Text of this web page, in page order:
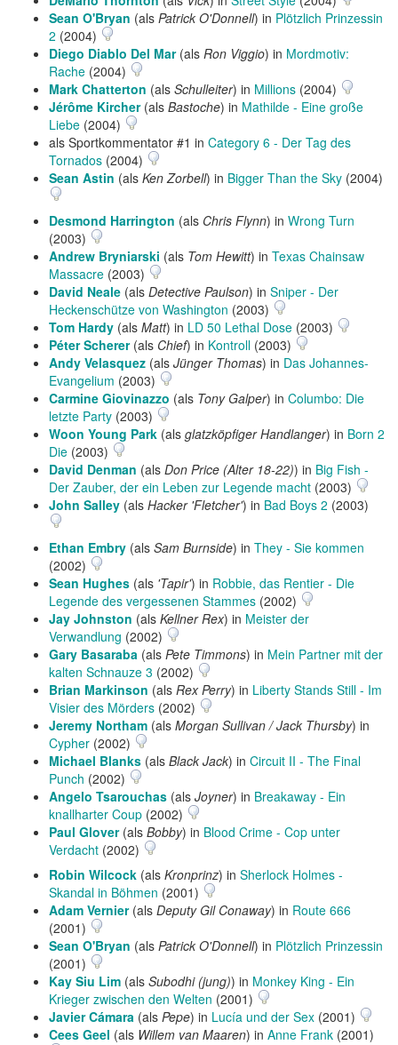
Sean O'Bryan (als Patrick O'Donnell) in Plötzlich Prinzessin
2 (2004)
Diego Diablo Del Mar(als Ron Viggio) in Mordmotiv:
Rache (2004)
Mark Chatterton (als Schulleiter) in Millions (2004)
Jérôme Kircher(als Bastoche) in Mathilde - Eine große
Liebe (2004)
als Sportkommentator #1 in Category 6 - Der Tag des
Tornados (2004)
Sean Astin (als Ken Zorbell) in Bigger Than the Sky (2004)
Desmond Harrington (als Chris Flynn) in Wrong Turn
(2003)
Andrew Bryniarski (als Tom Hewitt) in Texas Chainsaw
Massacre (2003)
David Neale (als Detective Paulson) in Sniper - Der
Heckenschütze von Washington (2003)
Tom Hardy (als Matt) in LD 50 Lethal Dose (2003)
Péter Scherer(als Chief) in Kontroll (2003)
Andy Velasquez (als Jünger Thomas) in Das Johannes-
Evangelium (2003)
Carmine Giovinazzo (als Tony Galper) in Columbo: Die
letzte Party (2003)
Woon Young Park (als glatzköpfiger Handlanger) in Born 2
Die (2003)
David Denman (als Don Price (Alter 18-22)) in Big Fish -
Der Zauber, der ein Leben zur Legende macht (2003)
John Salley (als Hacker 'Fletcher') in Bad Boys 2 (2003)
Ethan Embry (als Sam Burnside) in They - Sie kommen
(2002)
Sean Hughes (als 'Tapir') in Robbie, das Rentier - Die
Legende des vergessenen Stammes (2002)
Jay Johnston (als Kellner Rex) in Meister der
Verwandlung (2002)
Gary Basaraba (als Pete Timmons) in Mein Partner mit der
kalten Schnauze 3 (2002)
Brian Markinson (als Rex Perry) in Liberty Stands Still - Im
Visier des Mörders (2002)
Jeremy Northam (als Morgan Sullivan / Jack Thursby) in
Cypher (2002)
Michael Blanks (als Black Jack) in Circuit II - The Final
Punch (2002)
Angelo Tsarouchas (als Joyner) in Breakaway - Ein
knallharter Coup (2002)
Paul Glover(als Bobby) in Blood Crime - Cop unter
Verdacht (2002)
Robin Wilcock (als Kronprinz) in Sherlock Holmes -
Skandal in Böhmen (2001)
Adam Vernier(als Deputy Gil Conaway) in Route 666
(2001)
Sean O'Bryan (als Patrick O'Donnell) in Plötzlich Prinzessin
(2001)
Kay Siu Lim (als Subodhi (jung)) in Monkey King - Ein
Krieger zwischen den Welten (2001)
Javier Cámara (als Pepe) in Lucía und der Sex (2001)
Cees Geel (als Willem van Maaren) in Anne Frank (2001)